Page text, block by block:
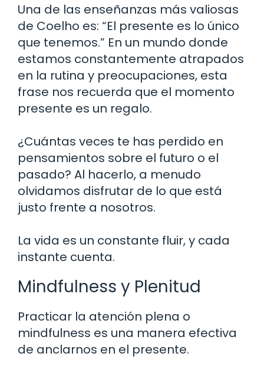
Una de las enseñanzas más valiosas
de Coelho es: “El presente es lo único
que tenemos.” En un mundo donde
estamos constantemente atrapados
en la rutina y preocupaciones, esta
frase nos recuerda que el momento
presente es un regalo.
¿Cuántas veces te has perdido en
pensamientos sobre el futuro o el
pasado? Al hacerlo, a menudo
olvidamos disfrutar de lo que está
justo frente a nosotros.
La vida es un constante fluir, y cada
instante cuenta.
Mindfulness y Plenitud
Practicar la atención plena o
mindfulness es una manera efectiva
de anclarnos en el presente.